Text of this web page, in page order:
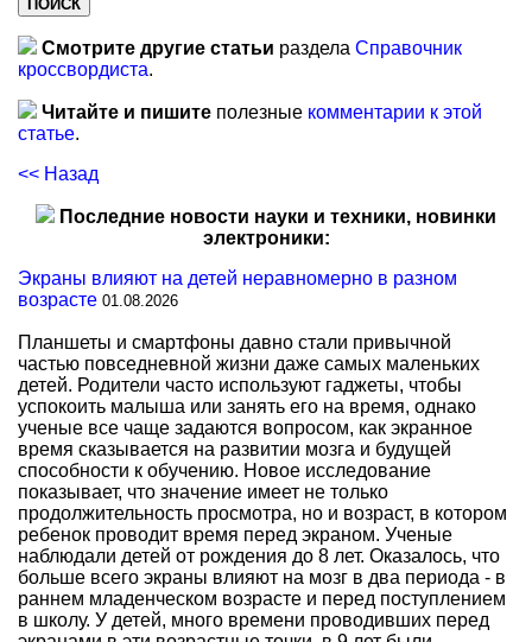
Смотрите другие статьи раздела Справочник
кроссвордиста.
Читайте и пишите полезные комментарии к этой
статье.
<< Назад
Последние новости науки и техники, новинки
электроники:
Экраны влияют на детей неравномерно в разном
возрасте 01.08.2026
Планшеты и смартфоны давно стали привычной
частью повседневной жизни даже самых маленьких
детей. Родители часто используют гаджеты, чтобы
успокоить малыша или занять его на время, однако
ученые все чаще задаются вопросом, как экранное
время сказывается на развитии мозга и будущей
способности к обучению. Новое исследование
показывает, что значение имеет не только
продолжительность просмотра, но и возраст, в котором
ребенок проводит время перед экраном. Ученые
наблюдали детей от рождения до 8 лет. Оказалось, что
больше всего экраны влияют на мозг в два периода - в
раннем младенческом возрасте и перед поступлением
в школу. У детей, много времени проводивших перед